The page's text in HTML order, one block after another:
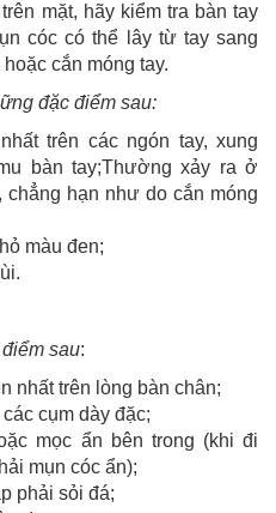
mặt, hãy kiểm tra bàn tay
cóc có thể lây từ tay sang
cắn móng tay.
đặc điểm sau:
trên các ngón tay, xung
bàn tay;Thường xảy ra ở
hạn như do cắn móng
màu đen;
sau:
nhất trên lòng bàn chân;
cụm dày đặc;
mọc ẩn bên trong (khi đi
mụn cóc ẩn);
phải sỏi đá;